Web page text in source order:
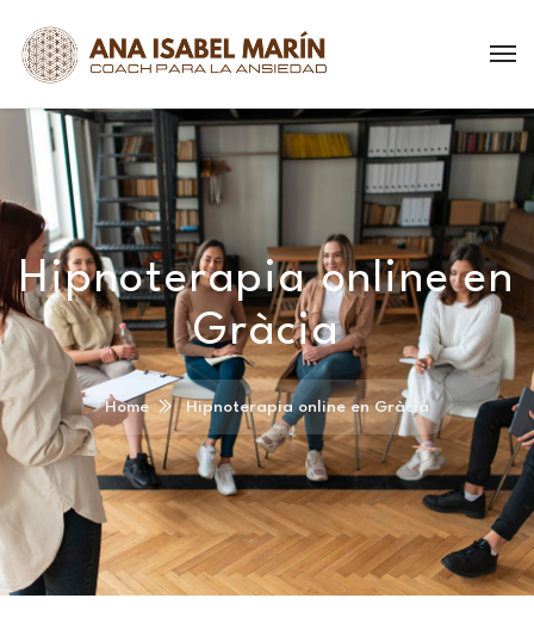
Hipnoterapia online en
Gràcia
Home Hipnoterapia online en Gràcia